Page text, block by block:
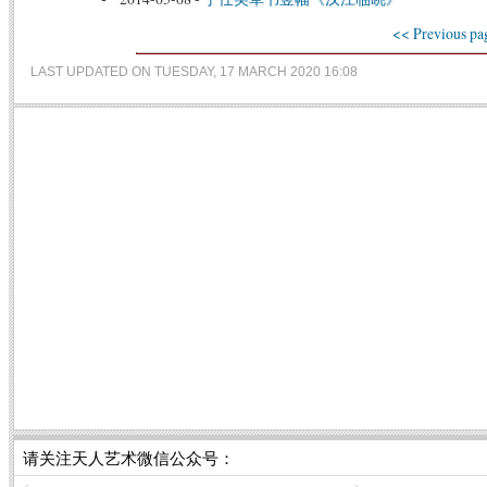
<< Previous
LAST UPDATED ON TUESDAY, 17 MARCH 2020 16:08
请关注天人艺术微信公众号：